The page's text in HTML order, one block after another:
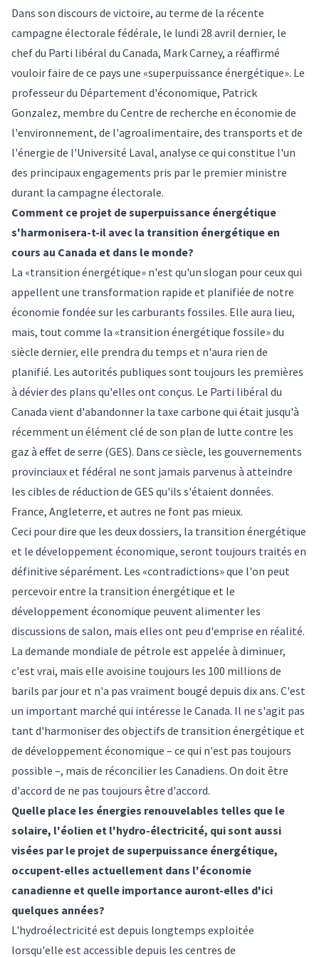
Dans son discours de victoire, au terme de la récente
campagne électorale fédérale, le lundi 28 avril dernier, le
chef du Parti libéral du Canada, Mark Carney, a réaffirmé
vouloir faire de ce pays une «superpuissance énergétique». Le
professeur du Département d'économique, Patrick
Gonzalez, membre du Centre de recherche en économie de
l'environnement, de l'agroalimentaire, des transports et de
l'énergie de l'Université Laval, analyse ce qui constitue l'un
des principaux engagements pris par le premier ministre
durant la campagne électorale.
Comment ce projet de superpuissance énergétique
s'harmonisera-t-il avec la transition énergétique en
cours au Canada et dans le monde?
La «transition énergétique» n'est qu'un slogan pour ceux qui
appellent une transformation rapide et planifiée de notre
économie fondée sur les carburants fossiles. Elle aura lieu,
mais, tout comme la «transition énergétique fossile» du
siècle dernier, elle prendra du temps et n'aura rien de
planifié. Les autorités publiques sont toujours les premières
à dévier des plans qu'elles ont conçus. Le Parti libéral du
Canada vient d'abandonner la taxe carbone qui était jusqu'à
récemment un élément clé de son plan de lutte contre les
gaz à effet de serre (GES). Dans ce siècle, les gouvernements
provinciaux et fédéral ne sont jamais parvenus à atteindre
les cibles de réduction de GES qu'ils s'étaient données.
France, Angleterre, et autres ne font pas mieux.
Ceci pour dire que les deux dossiers, la transition énergétique
et le développement économique, seront toujours traités en
définitive séparément. Les «contradictions» que l'on peut
percevoir entre la transition énergétique et le
développement économique peuvent alimenter les
discussions de salon, mais elles ont peu d'emprise en réalité.
La demande mondiale de pétrole est appelée à diminuer,
c'est vrai, mais elle avoisine toujours les 100 millions de
barils par jour et n'a pas vraiment bougé depuis dix ans. C'est
un important marché qui intéresse le Canada. Il ne s'agit pas
tant d'harmoniser des objectifs de transition énergétique et
de développement économique – ce qui n'est pas toujours
possible –, mais de réconcilier les Canadiens. On doit être
d'accord de ne pas toujours être d'accord.
Quelle place les énergies renouvelables telles que le
solaire, l'éolien et l'hydro-électricité, qui sont aussi
visées par le projet de superpuissance énergétique,
occupent-elles actuellement dans l'économie
canadienne et quelle importance auront-elles d'ici
quelques années?
L'hydroélectricité est depuis longtemps exploitée
lorsqu'elle est accessible depuis les centres de